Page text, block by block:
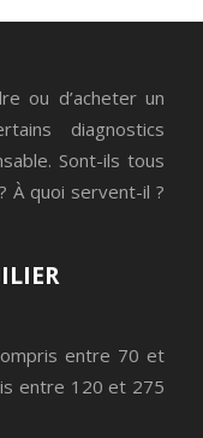
ou d’acheter un
diagnostics
Sont-ils tous
À quoi servent-il ?
entre 70 et
entre 120 et 275